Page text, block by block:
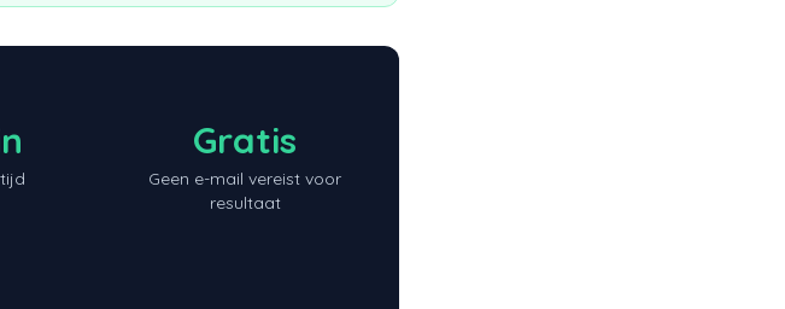
Gratis
Geen e-mail vereist voor
resultaat